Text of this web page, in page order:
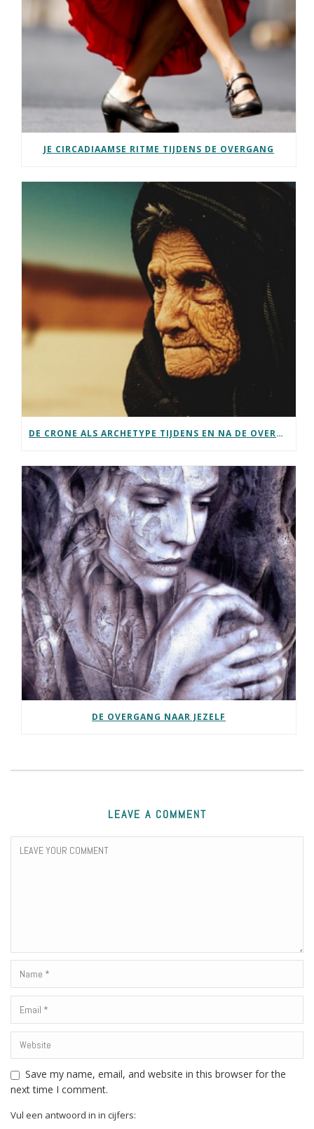
JE CIRCADIAAMSE RITME TIJDENS DE OVERGANG
DE CRONE ALS ARCHETYPE TIJDENS EN NA DE OVERGANG
DE OVERGANG NAAR JEZELF
LEAVE A COMMENT
Save my name, email, and website in this browser for the
next time I comment.
Vul een antwoord in in cijfers: